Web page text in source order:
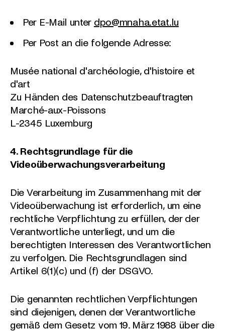
Per E-Mail unter dpo@mnaha.etat.lu
Per Post an die folgende Adresse:
Musée national d'archéologie, d'histoire et
d'art
Zu Händen des Datenschutzbeauftragten
Marché-aux-Poissons
L-2345 Luxemburg
4. Rechtsgrundlage für die
Videoüberwachungsverarbeitung
Die Verarbeitung im Zusammenhang mit der
Videoüberwachung ist erforderlich, um eine
rechtliche Verpflichtung zu erfüllen, der der
Verantwortliche unterliegt, und um die
berechtigten Interessen des Verantwortlichen
zu verfolgen. Die Rechtsgrundlagen sind
Artikel 6(1)(c) und (f) der DSGVO.
Die genannten rechtlichen Verpflichtungen
sind diejenigen, denen der Verantwortliche
gemäß dem Gesetz vom 19. März 1988 über die